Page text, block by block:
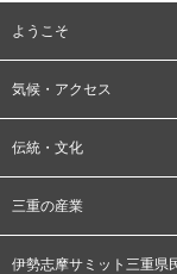
ようこそ
気候・アクセス
伝統・文化
三重の産業
伊勢志摩サミット三重県